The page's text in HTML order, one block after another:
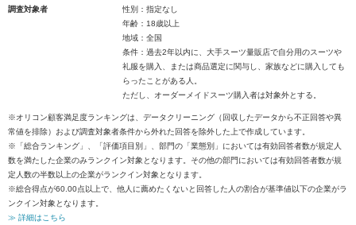
調査対象者
性別：指定なし
年齢：18歳以上
地域：全国
条件：過去2年以内に、大手スーツ量販店で自分用のスーツや
礼服を購入、または商品選定に関与し、家族などに購入しても
らったことがある人。
ただし、オーダーメイドスーツ購入者は対象外とする。
※オリコン顧客満足度ランキングは、データクリーニング（回収したデータから不正回答や異
常値を排除）および調査対象者条件から外れた回答を除外した上で作成しています。
※「総合ランキング」、「評価項目別」、部門の「業態別」においては有効回答者数が規定人
数を満たした企業のみランクイン対象となります。その他の部門においては有効回答者数が規
定人数の半数以上の企業がランクイン対象となります。
※総合得点が60.00点以上で、他人に薦めたくないと回答した人の割合が基準値以下の企業がラ
ンクイン対象となります。
≫ 詳細はこちら